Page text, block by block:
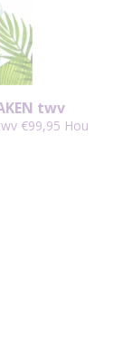
twv
€99,95 Hou